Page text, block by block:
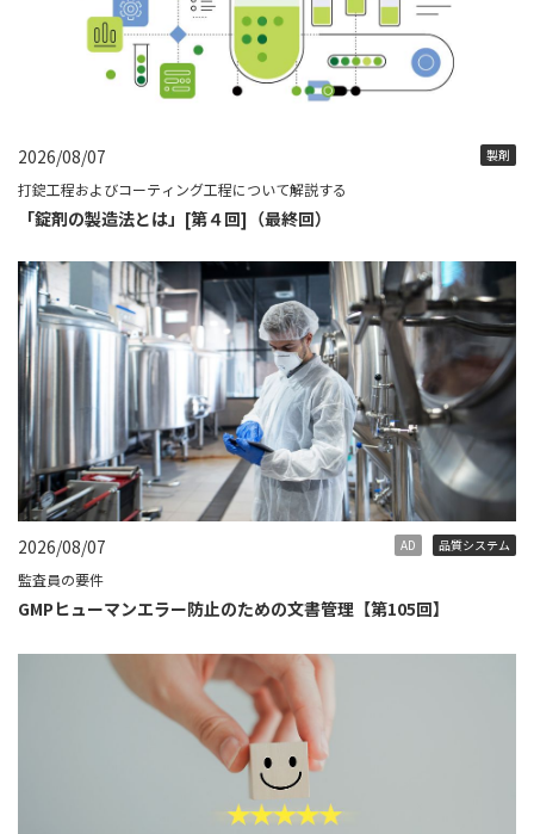
2026/08/07 製剤
打錠工程およびコーティング工程について解説する
「錠剤の製造法とは」[第４回]（最終回）
2026/08/07 AD 品質システム
監査員の要件
GMPヒューマンエラー防止のための文書管理【第105回】